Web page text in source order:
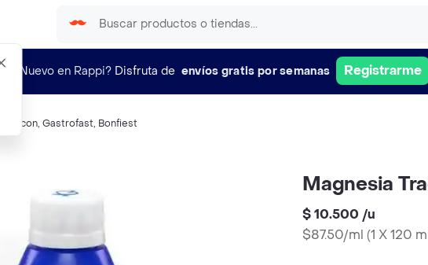
¿Nuevo en Rappi? Disfruta de envíos gratis por semanas Registrarme
Gaviscon, Gastrofast, Bonfiest
Magnesia
$ 10.500 /u
$87.50/ml (1 X 120